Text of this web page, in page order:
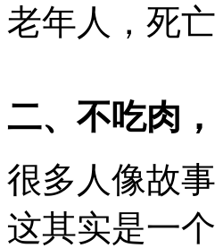
老年人，死
二、不吃肉
很多人像故
这其实是一个